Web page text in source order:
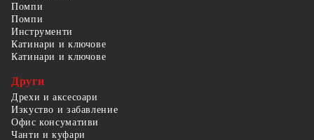
Помпи
Помпи
Инструменти
Катинари и ключове
Катинари и ключове
Други
Дрехи и аксесоари
Изкуство и забавление
Офис консумативи
Чанти и куфари